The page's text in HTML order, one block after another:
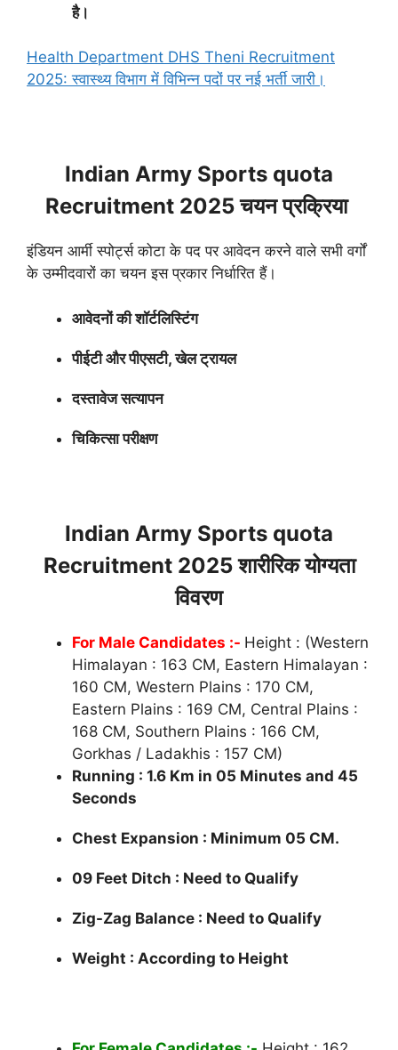
है।
Health Department DHS Theni Recruitment
2025: स्वास्थ्य विभाग में विभिन्न पदों पर नई भर्ती जारी।
Indian Army Sports quota
Recruitment 2025 चयन प्रक्रिया
इंडियन आर्मी स्पोर्ट्स कोटा के पद पर आवेदन करने वाले सभी वर्गों
के उम्मीदवारों का चयन इस प्रकार निर्धारित हैं।
आवेदनों की शॉर्टलिस्टिंग
पीईटी और पीएसटी, खेल ट्रायल
दस्तावेज सत्यापन
चिकित्सा परीक्षण
Indian Army Sports quota
Recruitment 2025 शारीरिक योग्यता
विवरण
For Male Candidates :- Height : (Western
Himalayan : 163 CM, Eastern Himalayan :
160 CM, Western Plains : 170 CM,
Eastern Plains : 169 CM, Central Plains :
168 CM, Southern Plains : 166 CM,
Gorkhas / Ladakhis : 157 CM)
Running : 1.6 Km in 05 Minutes and 45
Seconds
Chest Expansion : Minimum 05 CM.
09 Feet Ditch : Need to Qualify
Zig-Zag Balance : Need to Qualify
Weight : According to Height